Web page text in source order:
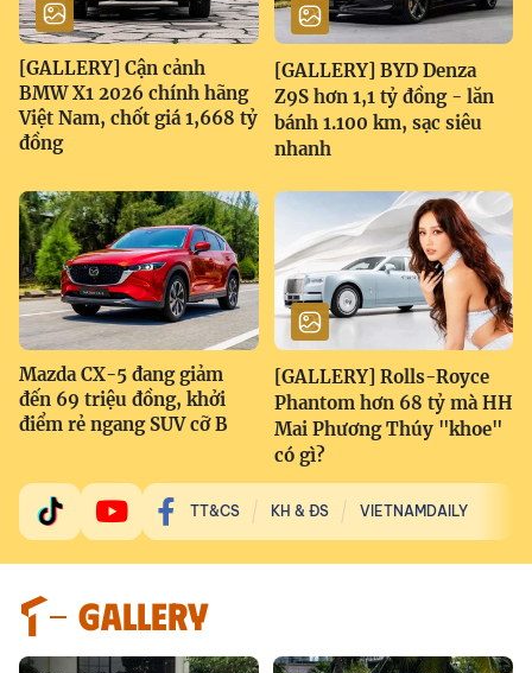
[GALLERY] Cận cảnh
BMW X1 2026 chính hãng
Việt Nam, chốt giá 1,668 tỷ
đồng
[GALLERY] BYD Denza
Z9S hơn 1,1 tỷ đồng - lăn
bánh 1.100 km, sạc siêu
nhanh
Mazda CX-5 đang giảm
đến 69 triệu đồng, khởi
điểm rẻ ngang SUV cỡ B
[GALLERY] Rolls-Royce
Phantom hơn 68 tỷ mà HH
Mai Phương Thúy "khoe"
có gì?
TT&CS KH & ĐS VIETNAMDAILY
GALLERY